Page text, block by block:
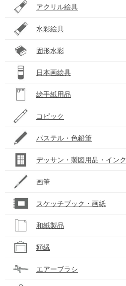
アクリル絵具
水彩絵具
固形水彩
日本画絵具
絵手紙用品
コピック
パステル・色鉛筆
デッサン・製図用品・インク
画筆
スケッチブック・画紙
和紙製品
額縁
エアーブラシ